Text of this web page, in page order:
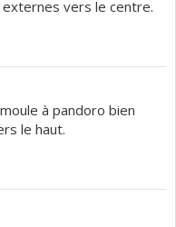
vers le centre.
à pandoro bien
le haut.